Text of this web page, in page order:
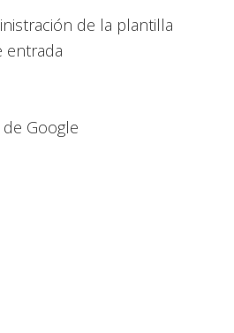
de la plantilla
entrada
Google